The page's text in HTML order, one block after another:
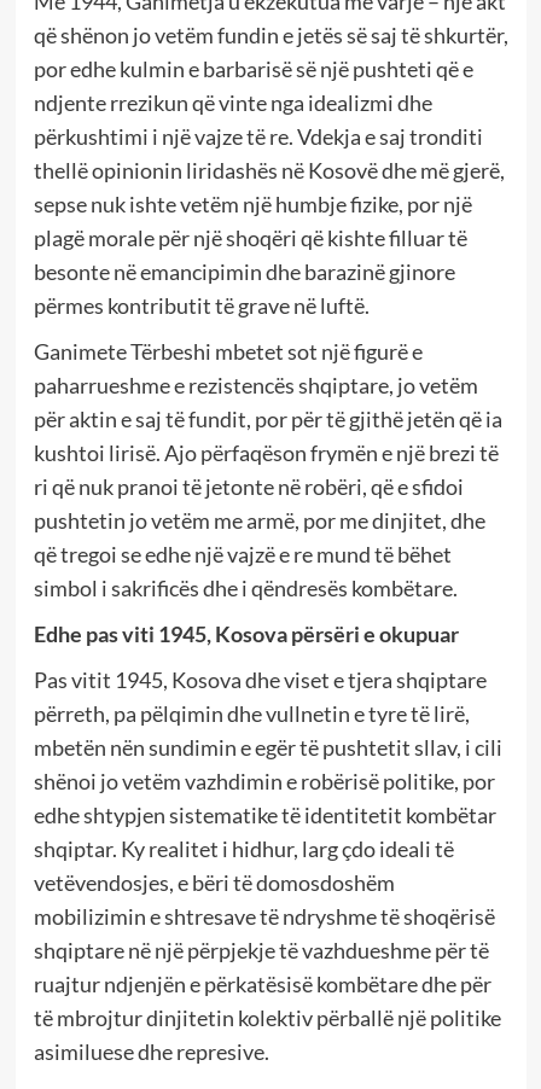
që shënon jo vetëm fundin e jetës së saj të shkurtër,
por edhe kulmin e barbarisë së një pushteti që e
ndjente rrezikun që vinte nga idealizmi dhe
përkushtimi i një vajze të re. Vdekja e saj tronditi
thellë opinionin liridashës në Kosovë dhe më gjerë,
sepse nuk ishte vetëm një humbje fizike, por një
plagë morale për një shoqëri që kishte filluar të
besonte në emancipimin dhe barazinë gjinore
përmes kontributit të grave në luftë.
Ganimete Tërbeshi mbetet sot një figurë e
paharrueshme e rezistencës shqiptare, jo vetëm
për aktin e saj të fundit, por për të gjithë jetën që ia
kushtoi lirisë. Ajo përfaqëson frymën e një brezi të
ri që nuk pranoi të jetonte në robëri, që e sfidoi
pushtetin jo vetëm me armë, por me dinjitet, dhe
që tregoi se edhe një vajzë e re mund të bëhet
simbol i sakrificës dhe i qëndresës kombëtare.
Edhe pas viti 1945, Kosova përsëri e okupuar
Pas vitit 1945, Kosova dhe viset e tjera shqiptare
përreth, pa pëlqimin dhe vullnetin e tyre të lirë,
mbetën nën sundimin e egër të pushtetit sllav, i cili
shënoi jo vetëm vazhdimin e robërisë politike, por
edhe shtypjen sistematike të identitetit kombëtar
shqiptar. Ky realitet i hidhur, larg çdo ideali të
vetëvendosjes, e bëri të domosdoshëm
mobilizimin e shtresave të ndryshme të shoqërisë
shqiptare në një përpjekje të vazhdueshme për të
ruajtur ndjenjën e përkatësisë kombëtare dhe për
të mbrojtur dinjitetin kolektiv përballë një politike
asimiluese dhe represive.